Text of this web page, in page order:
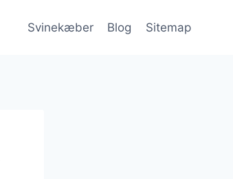
Svinekæber Blog Sitemap